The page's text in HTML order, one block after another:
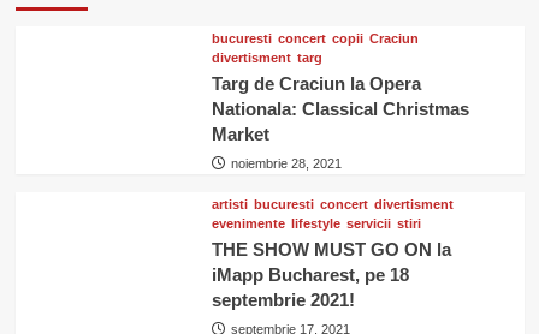
bucuresti concert copii Craciun
divertisment targ
Targ de Craciun la Opera
Nationala: Classical Christmas
Market
noiembrie 28, 2021
artisti bucuresti concert divertisment
evenimente lifestyle servicii stiri
THE SHOW MUST GO ON la
iMapp Bucharest, pe 18
septembrie 2021!
septembrie 17, 2021